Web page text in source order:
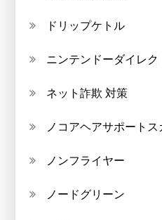
ドリップケトル
ニンテンドーダイレク
ネット詐欺 対策
ノコアヘアサポート
ノンフライヤー
ノードグリーン